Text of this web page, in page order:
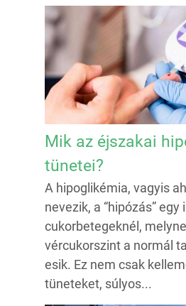
Mik az éjszakai
tünetei?
A hipoglikémia, vagyis
nevezik, a “hipózás”
cukorbetegeknél,
vércukorszint a normál
esik. Ez nem csak
tüneteket, súlyos...